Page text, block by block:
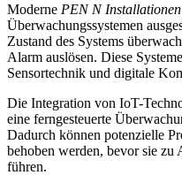
Moderne PEN N Installationen
Überwachungssystemen
Zustand des Systems
Alarm auslösen. Diese
Sensortechnik und digitale
Die Integration von IoT-
eine ferngesteuerte
Dadurch können potenzielle
behoben werden, bevor sie zu
führen.